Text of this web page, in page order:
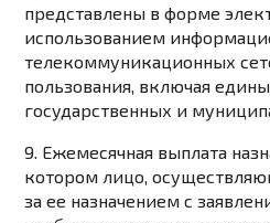
представлены в форме
использованием
телекоммуникационных
пользования, включая
государственных и
9. Ежемесячная выплата
котором лицо,
за ее назначением с